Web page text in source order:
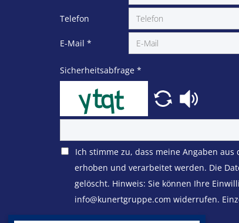
Telefon
E-Mail *
Sicherheitsabfrage *
Ich stimme zu, dass meine Angaben
erhoben und verarbeitet werden. Die
gelöscht. Hinweis: Sie können Ihre
info@kunertgruppe.com widerrufen.